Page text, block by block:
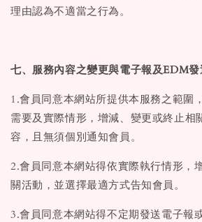
理由認為不適當之行為。
七、服務內容之變更與電子報及EDM發
1.會員同意本網站所提供本服務之範圍
需要及實際情形，增減、變更或終止相
容，且無須個別通知會員。
2.會員同意本網站得依實際執行情形，
關活動，並選擇最適方式告知會員。
3.會員同意本網站得不定期發送電子報